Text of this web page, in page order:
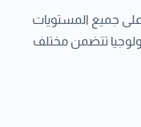
على جميع المستويات
تتضمن مختلف